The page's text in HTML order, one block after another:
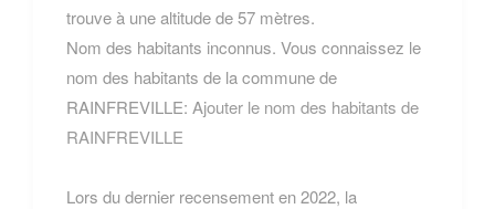
trouve à une altitude de 57 mètres.
Nom des habitants inconnus. Vous connaissez le
nom des habitants de la commune de
RAINFREVILLE: Ajouter le nom des habitants de
RAINFREVILLE
Lors du dernier recensement en 2022, la